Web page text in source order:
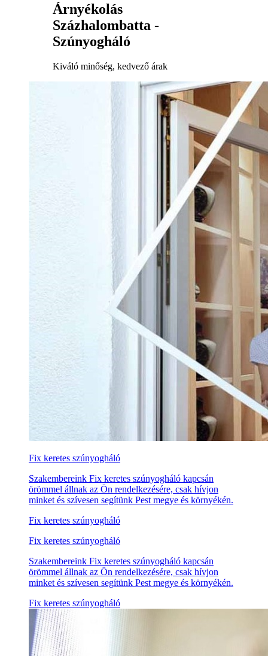
Árnyékolás
Százhalombatta -
Szúnyogháló
Kiváló minőség, kedvező árak
Fix keretes szúnyogháló
Szakembereink Fix keretes szúnyogháló kapcsán
örömmel állnak az Ön rendelkezésére, csak hívjon
minket és szívesen segítünk Pest megye és környékén.
Fix keretes szúnyogháló
Fix keretes szúnyogháló
Szakembereink Fix keretes szúnyogháló kapcsán
örömmel állnak az Ön rendelkezésére, csak hívjon
minket és szívesen segítünk Pest megye és környékén.
Fix keretes szúnyogháló